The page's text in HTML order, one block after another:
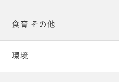
食育 その他
環境